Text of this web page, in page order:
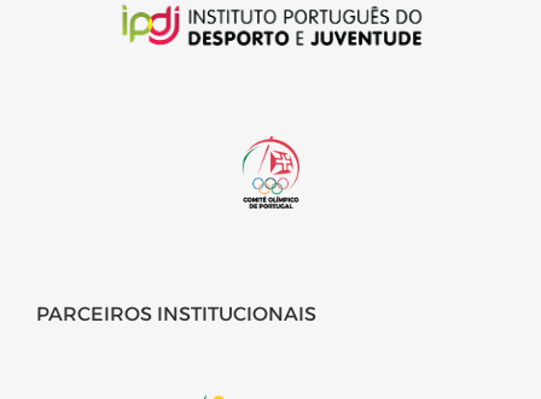
PARCEIROS INSTITUCIONAIS